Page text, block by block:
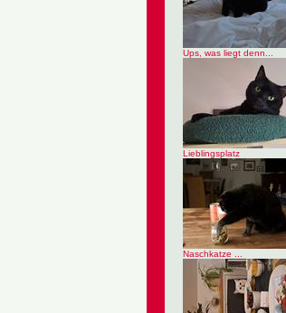
Ups, was liegt denn...
Lieblingsplatz
Naschkatze ...